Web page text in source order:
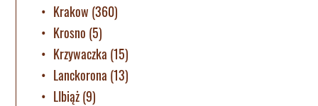
Krakow (360)
Krosno (5)
Krzywaczka (15)
Lanckorona (13)
LIbiąż(9)